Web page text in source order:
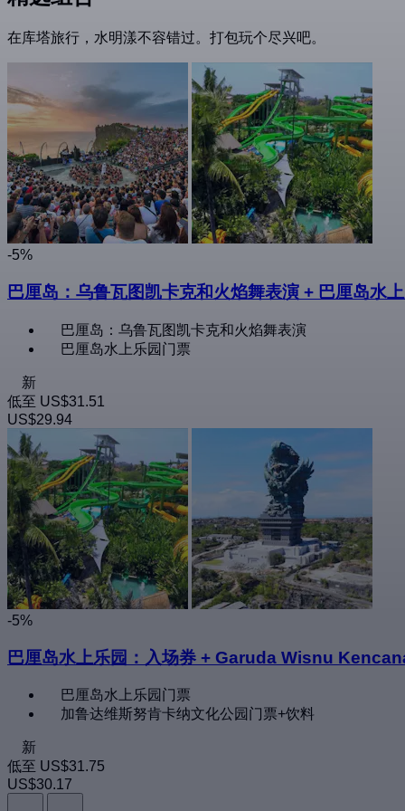
在库塔旅行，水明漾不容错过。打包玩个尽兴吧。
-5%
巴厘岛：乌鲁瓦图凯卡克和火焰舞表演 + 巴厘岛水
巴厘岛：乌鲁瓦图凯卡克和火焰舞表演
巴厘岛水上乐园门票
新
低至 US$31.51
US$29.94
-5%
巴厘岛水上乐园：入场券 + Garuda Wisnu
巴厘岛水上乐园门票
加鲁达维斯努肯卡纳文化公园门票+饮料
新
低至 US$31.75
US$30.17